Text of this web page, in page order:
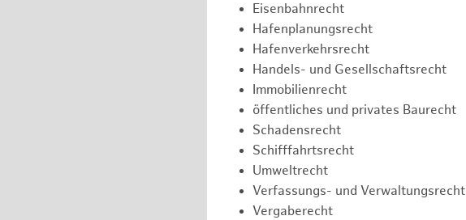
Eisenbahnrecht
Hafenplanungsrecht
Hafenverkehrsrecht
Handels- und Gesellschaftsrecht
Immobilienrecht
öffentliches und privates Baurecht
Schadensrecht
Schifffahrtsrecht
Umweltrecht
Verfassungs- und Verwaltungsrecht
Vergaberecht